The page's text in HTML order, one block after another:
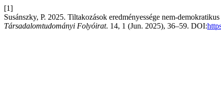
[1]
Susánszky, P. 2025. Tiltakozások eredményessége nem-
Társadalomtudományi Folyóirat. 14, 1 (Jun. 2025), 36–59. DOI: